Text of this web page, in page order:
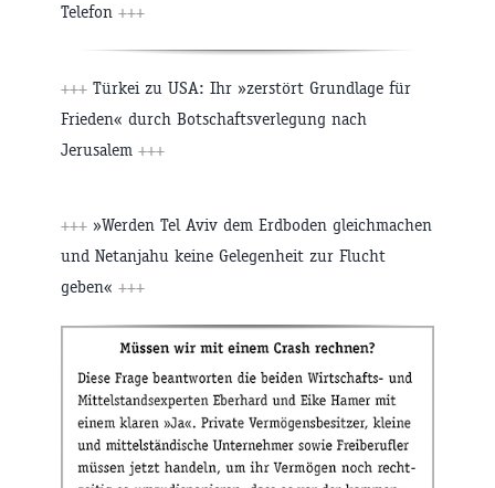
Telefon +++
+++ Türkei zu USA: Ihr »zerstört Grundlage für
Frieden« durch Botschaftsverlegung nach
Jerusalem +++
+++ »Werden Tel Aviv dem Erdboden gleichmachen
und Netanjahu keine Gelegenheit zur Flucht
geben« +++